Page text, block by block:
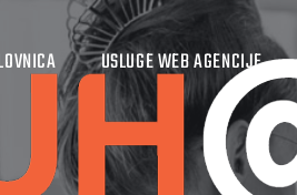
USLUGE WEB AGENCIJE